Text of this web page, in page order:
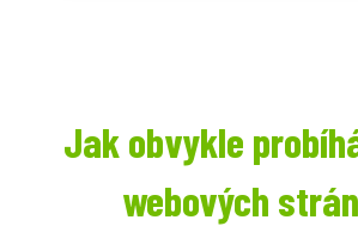
Jak obvykle
webových